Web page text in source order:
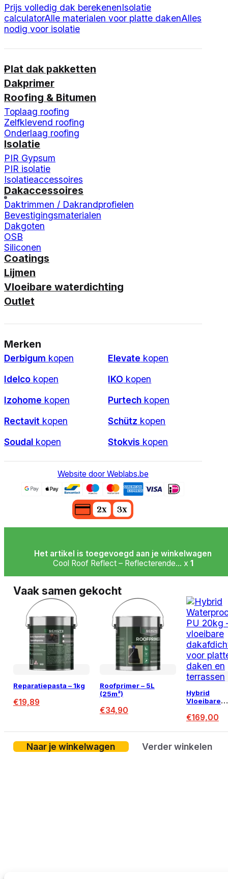
Prijs volledig dak berekenenIsolatie
calculatorAlle materialen voor platte dakenAlles
nodig voor isolatie
Plat dak pakketten
Dakprimer
Roofing & Bitumen
Toplaag roofing
Zelfklevend roofing
Onderlaag roofing
Isolatie
PIR Gypsum
PIR isolatie
Isolatieaccessoires
Dakaccessoires
Daktrimmen / Dakrandprofielen
Bevestigingsmaterialen
Dakgoten
OSB
Siliconen
Coatings
Lijmen
Vloeibare waterdichting
Outlet
Merken
Derbigum kopen Elevate kopen
Idelco kopen IKO kopen
Izohome kopen Purtech kopen
Rectavit kopen Schütz kopen
Soudal kopen Stokvis kopen
Website door Weblabs.be
Het artikel is toegevoegd aan je winkelwagen
Cool Roof Reflect – Reflecterende... x 1
Vaak samen gekocht
Reparatiepasta – 1kg
€19,89
Roofprimer – 5L
(25m²)
€34,90
Hybrid
Vloeibare
PU Coating
€169,00
Naar je winkelwagen Verder winkelen